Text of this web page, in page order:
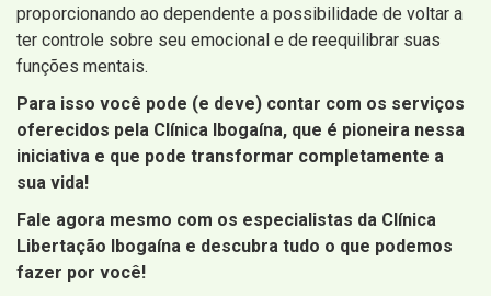
proporcionando ao dependente a possibilidade de voltar a
ter controle sobre seu emocional e de reequilibrar suas
funções mentais.
Para isso você pode (e deve) contar com os serviços
oferecidos pela Clínica Ibogaína, que é pioneira nessa
iniciativa e que pode transformar completamente a
sua vida!
Fale agora mesmo com os especialistas da Clínica
Libertação Ibogaína e descubra tudo o que podemos
fazer por você!